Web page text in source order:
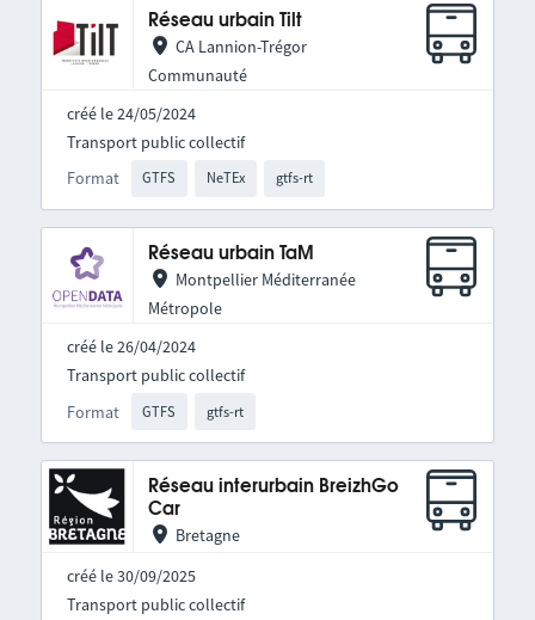
Réseau urbain Tilt
CA Lannion-Trégor
Communauté
créé le 24/05/2024
Format GTFS NeTEx gtfs-rt
Transport public collectif
Réseau urbain TaM
Montpellier Méditerranée
Métropole
créé le 26/04/2024
Format GTFS gtfs-rt
Transport public collectif
Réseau interurbain BreizhGo
Car
Bretagne
créé le 30/09/2025
Transport public collectif